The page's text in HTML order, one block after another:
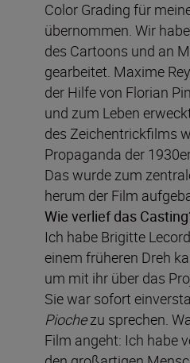
Color Grading für
übernommen. Wir
des Cartoons und an
gearbeitet. Maxime
der Hilfe von Florian
und zum Leben
des Zeichentrickfilms
Propaganda der
Das wurde zum
herum der Film
Wie verlief das
Ich habe Brigitte
einem früheren Dreh
um mit ihr über das
Sie war sofort
Piochezu sprechen.
Film angeht: Ich habe